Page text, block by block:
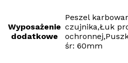
Wyposażenie
dodatkowe
Peszel
czujnika,Łuk
śr: 60mm